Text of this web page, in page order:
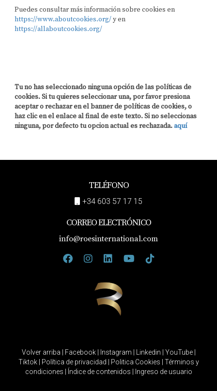
Puedes consultar más información sobre cookies en
https://www.aboutcookies.org/y en
https://allaboutcookies.org/
Tu no has seleccionado ninguna opción de las políticas de
cookies. Si tu quieres seleccionar una, por favor presiona
aceptar o rechazar en el banner de políticas de cookies, o
haz clic en el enlace al final de este texto. Si no seleccionas
ninguna, por defecto tu opcion actual es rechazada.aquí
TELÉFONO
+34 603 57 17 15
CORREO ELECTRÓNICO
info@roesinternational.com
Volver arriba Facebook| Instagram Linkedin YouTube|
Tiktok| Política de privacidad Politica Cookies
Términos y
condiciones
Índice de contenidos Ingreso de usuario